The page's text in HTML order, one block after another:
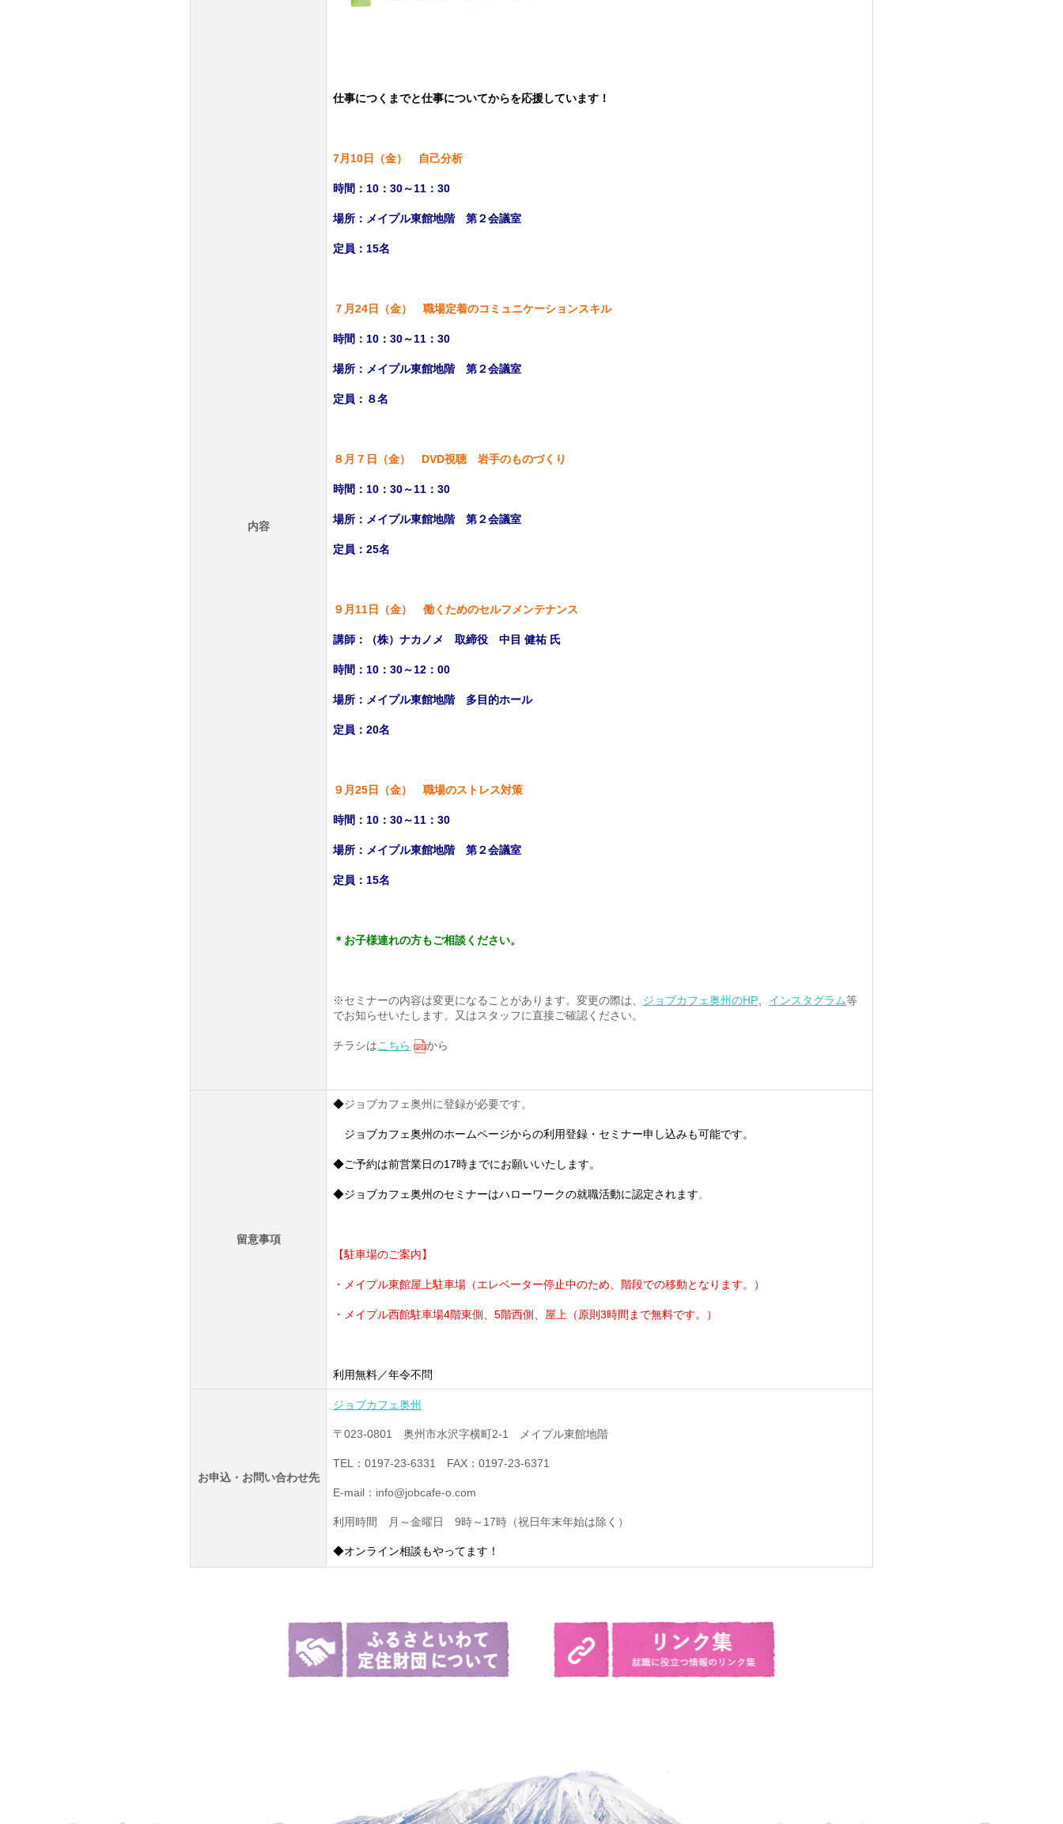
内容
仕事につくまでと仕事についてからを応援しています！
7月10日（金） 自己分析
時間：10：30～11：30
場所：メイプル東館地階 第２会議室
定員：15名
７月24日（金） 職場定着のコミュニケーションスキル
時間：10：30～11：30
場所：メイプル東館地階 第２会議室
定員：８名
８月７日（金） DVD視聴 岩手のものづくり
時間：10：30～11：30
場所：メイプル東館地階 第２会議室
定員：25名
９月11日（金） 働くためのセルフメンテナンス
講師：（株）ナカノメ 取締役 中目 健祐 氏
時間：10：30～12：00
場所：メイプル東館地階 多目的ホール
定員：20名
９月25日（金） 職場のストレス対策
時間：10：30～11：30
場所：メイプル東館地階 第２会議室
定員：15名
＊お子様連れの方もご相談ください。
※セミナーの内容は変更になることがあります。変更の際は、 ジョブカフェ奥州のHP インスタグラム等
でお知らせいたします。又はスタッフに直接ご確認ください。
チラシはこちら から
留意事項
◆ジョブカフェ奥州に登録が必要です。
ジョブカフェ奥州のホームページからの利用登録・セミナー申し込みも可能です。
◆ご予約は前営業日の17時までにお願いいたします。
◆ジョブカフェ奥州のセミナーはハローワークの就職活動に認定されます。
【駐車場のご案内】
・メイプル東館屋上駐車場（エレベーター停止中のため、階段での移動となります。）
・メイプル西館駐車場4階東側、5階西側、屋上（原則3時間まで無料です。）
利用無料／年令不問
お申込・お問い合わせ先
ジョブカフェ奥州
〒023-0801 奥州市水沢字横町2-1 メイプル東館地階
TEL：0197-23-6331 FAX：0197-23-6371
E-mail：info@jobcafe-o.com
利用時間 月～金曜日 9時～17時（祝日年末年始は除く）
◆オンライン相談もやってます！